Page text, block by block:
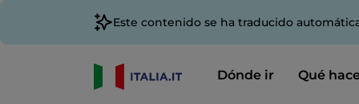
Este contenido se ha traducido
Dónde ir Qué